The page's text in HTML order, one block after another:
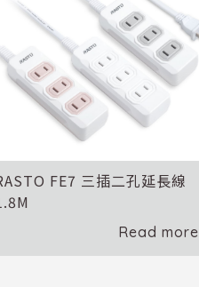
FE7 三插二孔延長線
Read more